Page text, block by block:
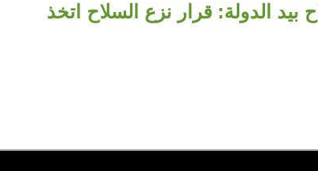
بيد الدولة: قرار نزع السلاح اتخذ